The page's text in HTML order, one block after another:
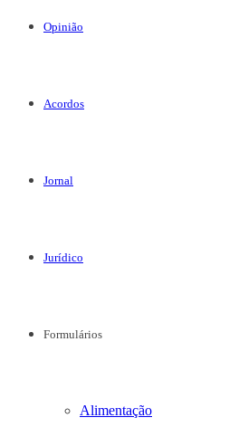
Opinião
Acordos
Jornal
Jurídico
Formulários
Alimentação